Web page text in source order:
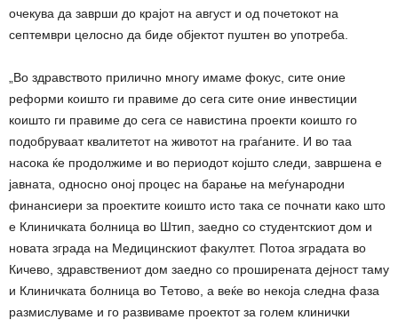
очекува да заврши до крајот на август и од почетокот на
септември целосно да биде објектот пуштен во употреба.
„Во здравството прилично многу имаме фокус, сите оние
реформи коишто ги правиме до сега сите оние инвестиции
коишто ги правиме до сега се навистина проекти коишто го
подобруваат квалитетот на животот на граѓаните. И во таа
насока ќе продолжиме и во периодот којшто следи, завршена е
јавната, односно оној процес на барање на меѓународни
финансиери за проектите коишто исто така се почнати како што
е Клиничката болница во Штип, заедно со студентскиот дом и
новата зграда на Медицинскиот факултет. Потоа зградата во
Кичево, здравствениот дом заедно со проширената дејност таму
и Клиничката болница во Тетово, а веќе во некоја следна фаза
размислуваме и го развиваме проектот за голем клинички